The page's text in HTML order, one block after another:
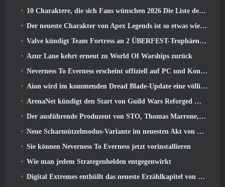
10 Charaktere, die sich Fans wünschen 2026 Die Liste der Marvel-Rivalen ist am höchsten und wie wahrscheinlich ist, dass sie eintreten
Der neueste Charakter von Apex Legends ist so etwas wie ein Geschwindigkeitsdämon
Valve kündigt Team Fortress an 2 ÜBERFEST-Trophäen-Design-Wettbewerb
Azur Lane kehrt erneut zu World Of Warships zurück
Neverness To Everness erscheint offiziell auf PC und Konsolen
Aion wird im kommenden Dread Blade-Update eine völlig neue Klasse erhalten
ArenaNet kündigt den Start von Guild Wars Reforged Mobile an
Der ausführende Produzent von STO, Thomas Marrone, und der Creative Director von Neverwinter, Randy Mosiondz, diskutieren über die Spiele und die Zukunft von Cryptic
Neue Scharmützelmodus-Variante im neuesten Akt von Valorant eingeführt
Sie können Neverness To Everness jetzt vorinstallieren
Wie man jedem Strategenhelden entgegenwirkt
Digital Extremes enthüllt das neueste Erzählkapitel von Warframe mit neuen Anime-Shorts